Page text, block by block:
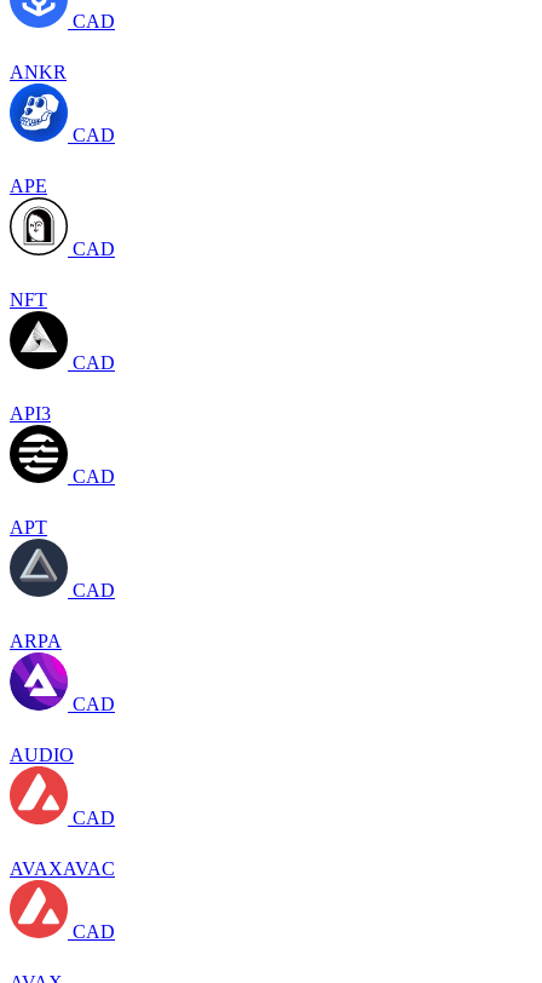
CAD
ANKR
CAD
APE
CAD
NFT
CAD
API3
CAD
APT
CAD
ARPA
CAD
AUDIO
CAD
AVAXAVAC
CAD